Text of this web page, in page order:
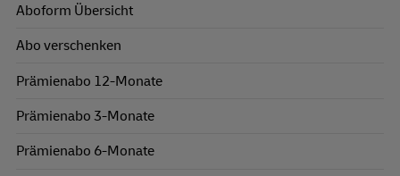
Aboform Übersicht
Abo verschenken
Prämienabo 12-Monate
Prämienabo 3-Monate
Prämienabo 6-Monate